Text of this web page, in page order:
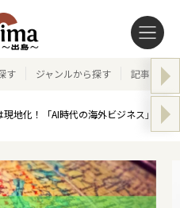
す ジャンルから探す 記事テー
現地化！「AI時代の海外ビジネス」特集